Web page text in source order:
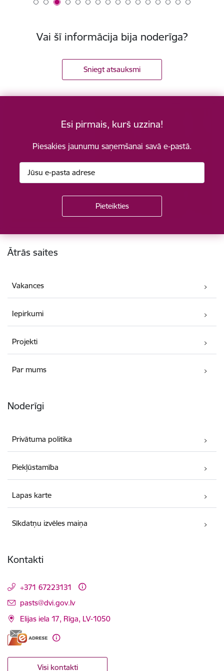
Vai šī informācija bija noderīga?
Sniegt atsauksmi
Esi pirmais, kurš uzzina!
Piesakies jaunumu saņemšanai savā e-pastā.
Kājene
Ātrās saites
Vakances
Iepirkumi
Projekti
Par mums
Noderīgi
Privātuma politika
Piekļūstamība
Lapas karte
Sīkdatņu izvēles maiņa
Kontakti
+371 67223131
E-pasts:
pasts@dvi.gov.lv
Elijas iela 17, Rīga, LV-1050
Visi kontakti